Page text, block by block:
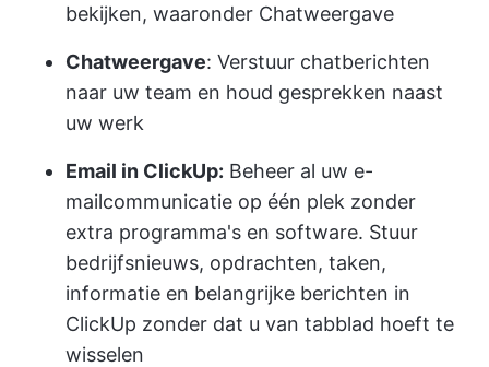
bekijken, waaronder Chatweergave
Chatweergave: Verstuur chatberichten
naar uw team en houd gesprekken naast
uw werk
Email in ClickUp: Beheer al uw e-
mailcommunicatie op één plek zonder
extra programma's en software. Stuur
bedrijfsnieuws, opdrachten, taken,
informatie en belangrijke berichten in
ClickUp zonder dat u van tabblad hoeft te
wisselen